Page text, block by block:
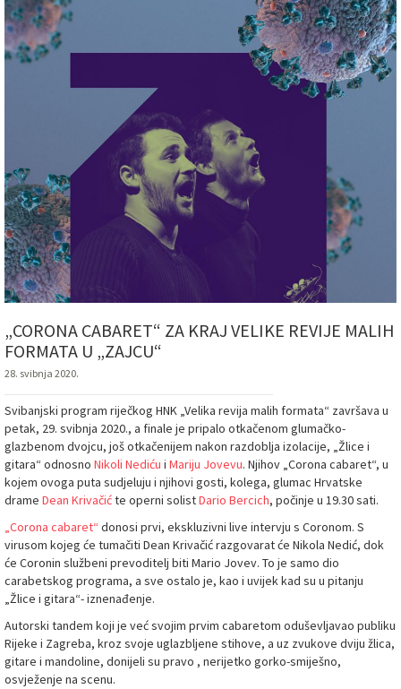
„CORONA CABARET“ ZA KRAJ VELIKE REVIJE MALIH
FORMATA U „ZAJCU“
28. svibnja 2020.
Svibanjski program riječkog HNK „Velika revija malih formata“ završava u
petak, 29. svibnja 2020., a finale je pripalo otkačenom glumačko-
glazbenom dvojcu, još otkačenijem nakon razdoblja izolacije, „Žlice i
gitara“ odnosno Nikoli Nediću i Mariju Jovevu. Njihov „Corona cabaret“, u
kojem ovoga puta sudjeluju i njihovi gosti, kolega, glumac Hrvatske
drame Dean Krivačićte operni solistDario Bercich, počinje u 19.30 sati.
„Corona cabaret“ donosi prvi, ekskluzivni live intervju s Coronom. S
virusom kojeg će tumačiti Dean Krivačić razgovarat će Nikola Nedić, dok
će Coronin službeni prevoditelj biti Mario Jovev. To je samo dio
carabetskog programa, a sve ostalo je, kao i uvijek kad su u pitanju
„Žlice i gitara“- iznenađenje.
Autorski tandem koji je već svojim prvim cabaretom oduševljavao publiku
Rijeke i Zagreba, kroz svoje uglazbljene stihove, a uz zvukove dviju žlica,
gitare i mandoline, donijeli su pravo , nerijetko gorko-smiješno,
osvježenje na scenu.